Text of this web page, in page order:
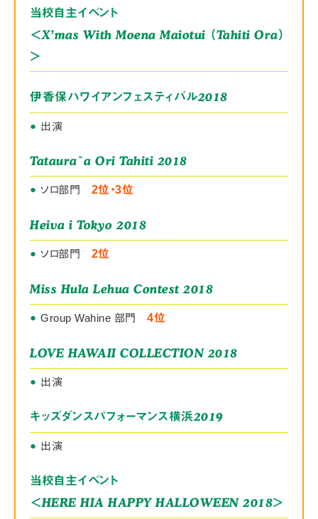
当校自主イベント
＜X’mas With Moena Maiotui （Tahiti Ora）
＞
伊香保ハワイアンフェスティバル2018
● 出演
Tataura`a Ori Tahiti 2018
● ソロ部門 2位・3位
Heiva i Tokyo 2018
● ソロ部門 2位
Miss Hula Lehua Contest 2018
● Group Wahine 部門 4位
LOVE HAWAII COLLECTION 2018
● 出演
キッズダンスパフォーマンス横浜2019
● 出演
当校自主イベント
＜HERE HIA HAPPY HALLOWEEN 2018＞